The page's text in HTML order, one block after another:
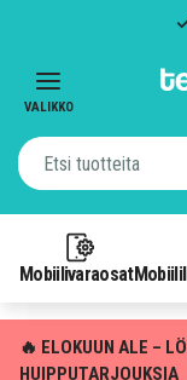
VALIKKO
Mobiilivaraosat
🔥 ELOKUUN ALE –
HUIPPUTARJOUKSIA